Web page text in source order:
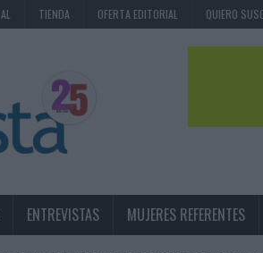
TIENDA OFERTA EDITORIAL QUIERO
ENTREVISTAS MUJERES REFERENTES